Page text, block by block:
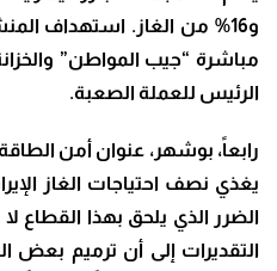
و16% من الغاز. استهداف
مباشرة “جيب المواطن”
الرئيس للعملة الصعبة.
رابعاً، بوشهر، عنوان أمن
الضرر الذي يلحق بهذا القطاع
التقديرات إلى أن ترميم بعض